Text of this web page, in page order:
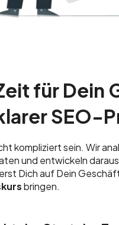
für Dein
SEO-
kompliziert sein. Wir
und entwickeln
Dich auf Dein
bringen.